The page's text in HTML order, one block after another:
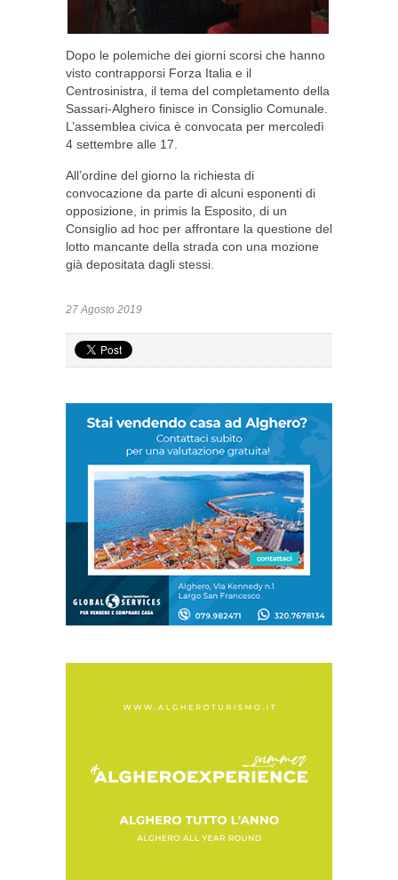
Dopo le polemiche dei giorni scorsi che hanno
visto contrapporsi Forza Italia e il
Centrosinistra, il tema del completamento della
Sassari-Alghero finisce in Consiglio Comunale.
L’assemblea civica è convocata per mercoledì
4 settembre alle 17.
All’ordine del giorno la richiesta di
convocazione da parte di alcuni esponenti di
opposizione, in primis la Esposito, di un
Consiglio ad hoc per affrontare la questione del
lotto mancante della strada con una mozione
già depositata dagli stessi.
27 Agosto 2019